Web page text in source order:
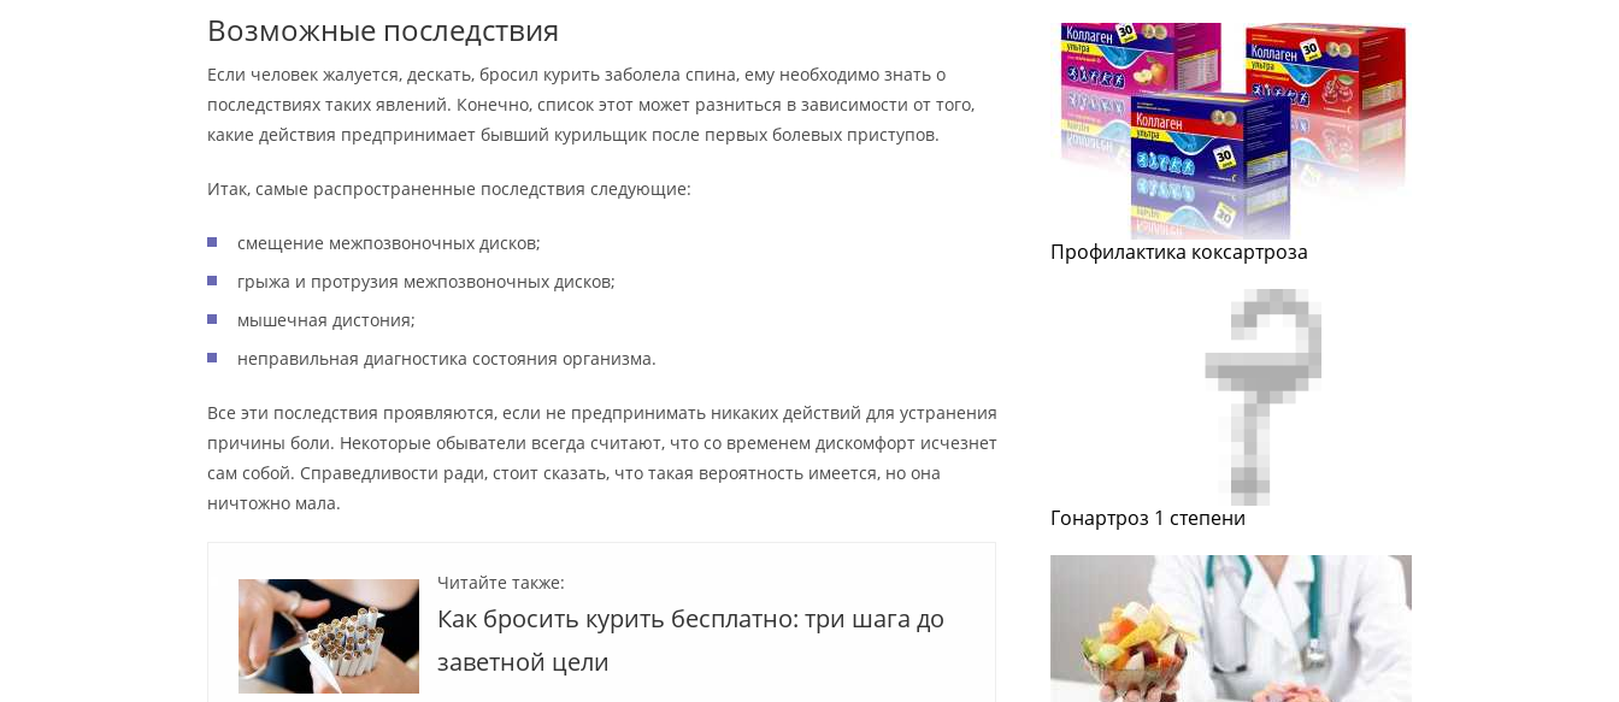
Возможные последствия
Если человек жалуется, дескать, бросил курить заболела спина, ему необходимо знать о
последствиях таких явлений. Конечно, список этот может разниться в зависимости от того,
какие действия предпринимает бывший курильщик после первых болевых приступов.
Итак, самые распространенные последствия следующие:
смещение межпозвоночных дисков;
грыжа и протрузия межпозвоночных дисков;
мышечная дистония;
неправильная диагностика состояния организма.
Все эти последствия проявляются, если не предпринимать никаких действий для устранения
причины боли. Некоторые обыватели всегда считают, что со временем дискомфорт исчезнет
сам собой. Справедливости ради, стоит сказать, что такая вероятность имеется, но она
ничтожно мала.
Читайте также:
Как бросить курить бесплатно: три шага до
заветной цели
Профилактика коксартроза
Гонартроз 1 степени